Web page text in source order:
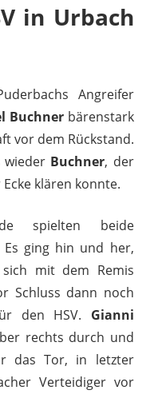
in Urbach
Angreifer
Buchnerbärenstark
vor dem Rückstand.
Buchner, der
klären konnte.
spielten beide
Es ging hin und her,
mit dem Remis
Schluss dann noch
den HSV. Gianni
rechts durch und
das Tor, in letzter
Verteidiger vor